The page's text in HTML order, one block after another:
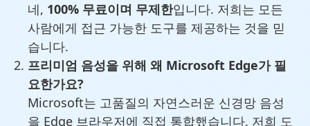
네, 100% 무료이며 무제한입니다. 저희는 모든
사람에게 접근 가능한 도구를 제공하는 것을 믿
습니다.
프리미엄 음성을 위해 왜 Microsoft Edge가 필
요한가요?
Microsoft는 고품질의 자연스러운 신경망 음성
을 Edge 브라우저에 직접 통합했습니다. 저희 도